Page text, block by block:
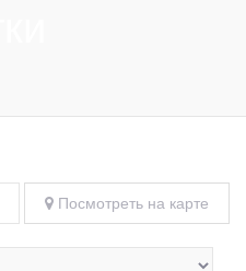
Посмотреть на карте